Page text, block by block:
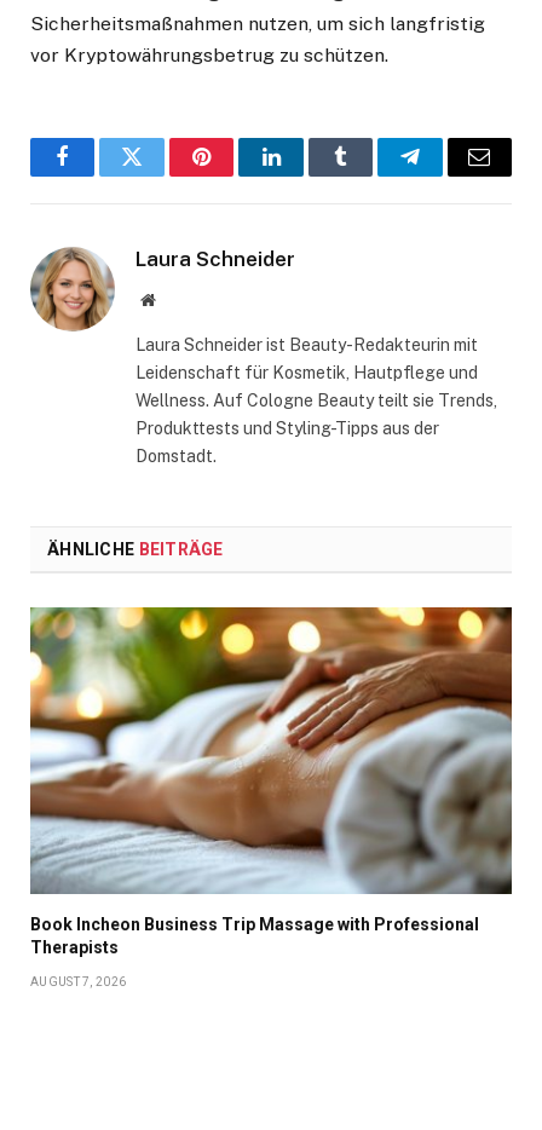
Sicherheitsmaßnahmen nutzen, um sich langfristig
vor Kryptowährungsbetrug zu schützen.
FacebookTwitter PinterestLinkedInTumblr TelegramEmail
Laura Schneider
Website
Laura Schneider ist Beauty-Redakteurin mit
Leidenschaft für Kosmetik, Hautpflege und
Wellness. Auf Cologne Beauty teilt sie Trends,
Produkttests und Styling-Tipps aus der
Domstadt.
ÄHNLICHE BEITRÄGE
Book Incheon Business Trip Massage with Professional
Therapists
AUGUST 7, 2026